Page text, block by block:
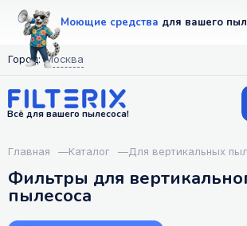
Моющие средства для вашего
Город: Москва
Всё для вашего пылесоса!
Главная —Каталог —Для вертикальных
Фильтры для
пылесоса